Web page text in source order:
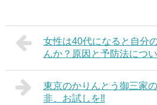
女性は40代になると自分
んか？原因と予防法につ
東京のかりんとう御三家
非、お試しを‼